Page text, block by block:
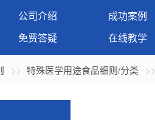
公司介绍 成功案例
免费答疑 在线教学
特殊医学用途食品细则/分类